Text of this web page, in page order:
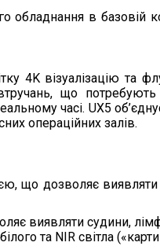
ендоскопічний візок на
зображення +
точнішої навігації
через сенсорний екран
обладнання в базовій
4K візуалізацію та
що потребують
часі. UX5
операційних залів.
що дозволяє
виявляти судини,
та NIR світла